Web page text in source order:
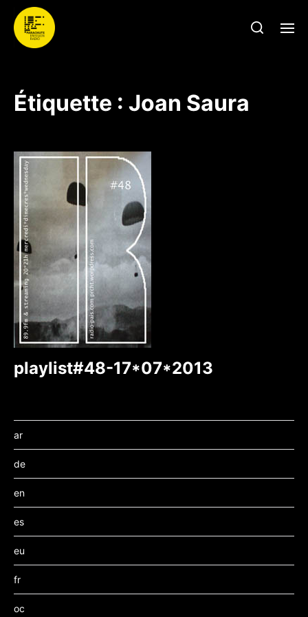
Étiquette : Joan Saura
playlist#48-17*07*2013
ar
de
en
es
eu
fr
oc